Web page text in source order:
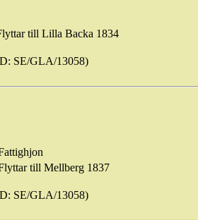
till Lilla Backa 1834
SE/GLA/13058)
till Mellberg 1837
SE/GLA/13058)